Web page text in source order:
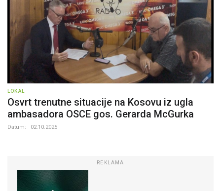
LOKAL
Osvrt trenutne situacije na Kosovu iz ugla
ambasadora OSCE gos. Gerarda McGurka
Datum: 02.10.2025
REKLAMA